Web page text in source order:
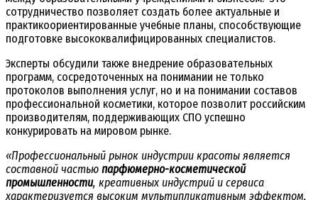
сотрудничество позволяет создать более актуальные и
практикоориентированные учебные планы, способствующие
подготовке высококвалифицированных специалистов.
Эксперты обсудили также внедрение образовательных
программ, сосредоточенных на понимании не только
протоколов выполнения услуг, но и на понимании составов
профессиональной косметики, которое позволит российским
производителям, поддерживающих СПО успешно
конкурировать на мировом рынке.
«Профессиональный рынок индустрии красоты является
составной частью парфюмерно-косметической
промышленности, креативных индустрий и сервиса
характеризуется высоким мультипликативным эффектом,